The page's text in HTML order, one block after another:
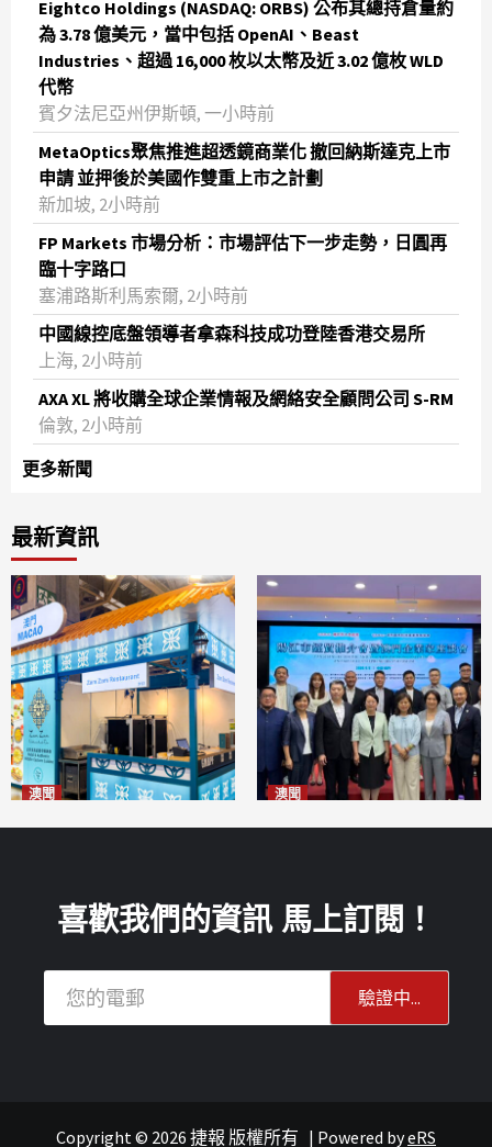
Eightco Holdings (NASDAQ: ORBS) 公布其總持倉量約
為 3.78 億美元，當中包括 OpenAI、Beast
Industries、超過 16,000 枚以太幣及近 3.02 億枚 WLD
代幣
賓夕法尼亞州伊斯頓, 一小時前
MetaOptics聚焦推進超透鏡商業化 撤回納斯達克上市
申請 並押後於美國作雙重上市之計劃
新加坡, 2小時前
FP Markets 市場分析：市場評估下一步走勢，日圓再
臨十字路口
塞浦路斯利馬索爾, 2小時前
中國線控底盤領導者拿森科技成功登陸香港交易所
上海, 2小時前
AXA XL 將收購全球企業情報及網絡安全顧問公司 S-RM
倫敦, 2小時前
更多新聞
最新資訊
澳聞 澳聞
喜歡我們的資訊 馬上訂閱！
Copyright © 2026 捷報 版權所有 | Powered byeRS